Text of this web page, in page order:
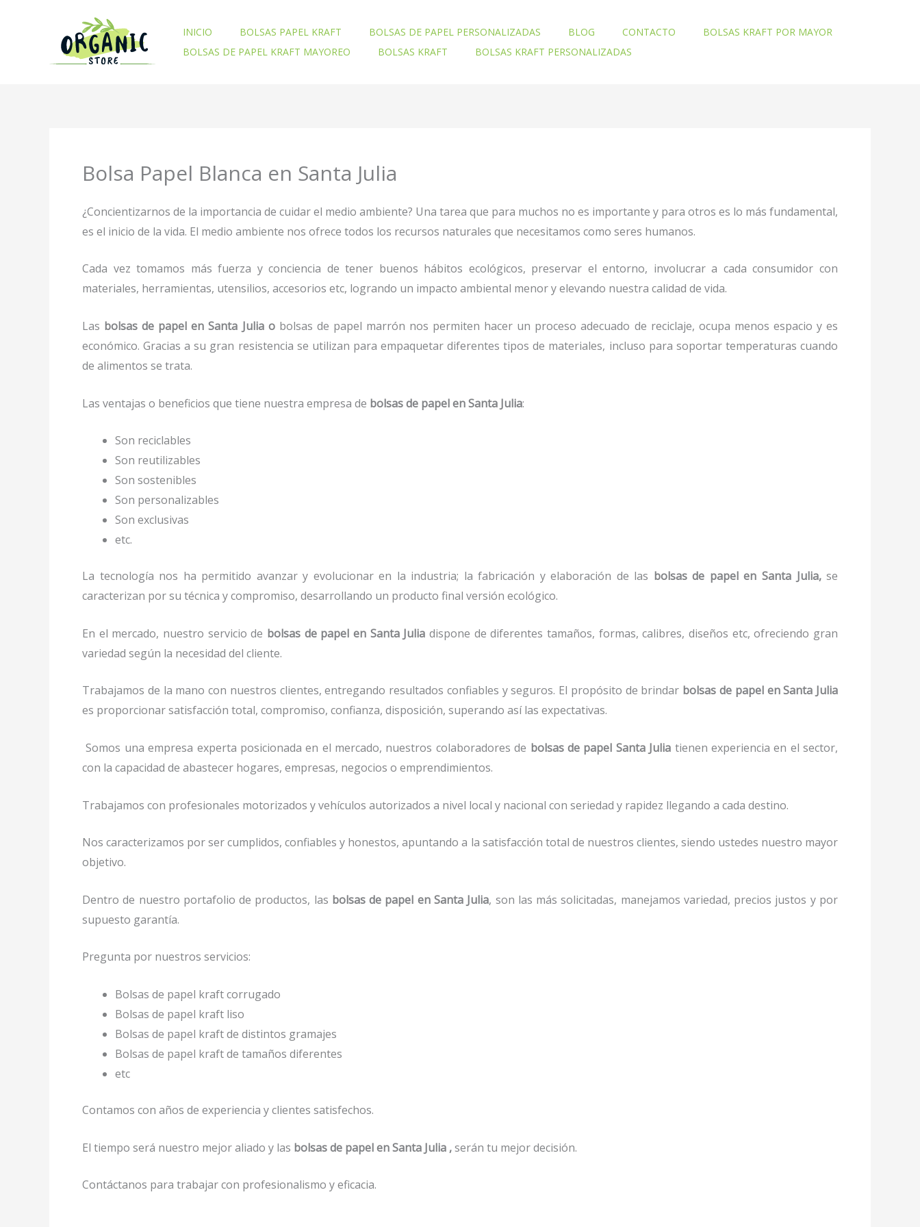
INICIO BOLSAS PAPEL KRAFT BOLSAS DE PAPEL PERSONALIZADAS BLOG CONTACTO
BOLSAS KRAFT POR MAYOR
BOLSAS DE PAPEL KRAFT MAYOREO
BOLSAS KRAFT BOLSAS KRAFT PERSONALIZADAS
Bolsa Papel Blanca en Santa Julia
¿Concientizarnos de la importancia de cuidar el medio ambiente? Una tarea que para muchos no es importante y para otros es lo más fundamental,
es el inicio de la vida. El medio ambiente nos ofrece todos los recursos naturales que necesitamos como seres humanos.
Cada vez tomamos más fuerza y conciencia de tener buenos hábitos ecológicos, preservar el entorno, involucrar a cada consumidor con
materiales, herramientas, utensilios, accesorios etc, logrando un impacto ambiental menor y elevando nuestra calidad de vida.
Las bolsas de papel en Santa Julia obolsas de papel marrón nos permiten hacer un proceso adecuado de reciclaje, ocupa menos espacio y es
económico. Gracias a su gran resistencia se utilizan para empaquetar diferentes tipos de materiales, incluso para soportar temperaturas cuando
de alimentos se trata.
Las ventajas o beneficios que tiene nuestra empresa de bolsas de papelen Santa Julia:
Son reciclables
Son reutilizables
Son sostenibles
Son personalizables
Son exclusivas
etc.
La tecnología nos ha permitido avanzar y evolucionar en la industria; la fabricación y elaboración de las bolsas de papelen Santa Julia,se
caracterizan por su técnica y compromiso, desarrollando un producto final versión ecológico.
En el mercado, nuestro servicio de bolsas de papel en Santa Julia dispone de diferentes tamaños, formas, calibres, diseños etc, ofreciendo gran
variedad según la necesidad del cliente.
Trabajamos de la mano con nuestros clientes, entregando resultados confiables y seguros. El propósito de brindar bolsas de papel en Santa Julia
es proporcionar satisfacción total, compromiso, confianza, disposición, superando así las expectativas.
Somos una empresa experta posicionada en el mercado, nuestros colaboradores de bolsas de papel Santa Julia tienen experiencia en el sector,
con la capacidad de abastecer hogares, empresas, negocios o emprendimientos.
Trabajamos con profesionales motorizados y vehículos autorizados a nivel local y nacional con seriedad y rapidez llegando a cada destino.
Nos caracterizamos por ser cumplidos, confiables y honestos, apuntando a la satisfacción total de nuestros clientes, siendo ustedes nuestro mayor
objetivo.
Dentro de nuestro portafolio de productos, las bolsas de papel en Santa Julia, son las más solicitadas, manejamos variedad, precios justos y por
supuesto garantía.
Pregunta por nuestros servicios:
Bolsas de papel kraft corrugado
Bolsas de papel kraft liso
Bolsas de papel kraft de distintos gramajes
Bolsas de papel kraft de tamaños diferentes
etc
Contamos con años de experiencia y clientes satisfechos.
El tiempo será nuestro mejor aliado y las bolsas de papelen Santa Julia ,serán tu mejor decisión.
Contáctanos para trabajar con profesionalismo y eficacia.